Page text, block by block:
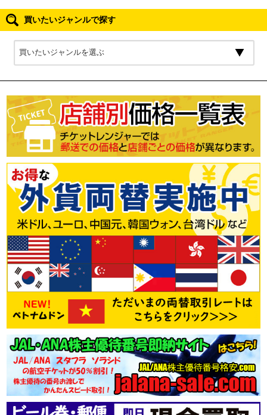
買いたいジャンルで探す